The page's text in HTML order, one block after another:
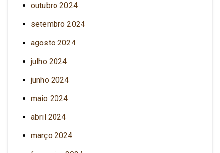
outubro 2024
setembro 2024
agosto 2024
julho 2024
junho 2024
maio 2024
abril 2024
março 2024